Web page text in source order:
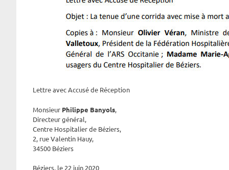
Lettre avec Accusé de Réception
Monsieur Philippe Banyols,
Directeur général,
Centre Hospitalier de Béziers,
2, rue Valentin Hauy,
34500 Béziers
Béziers, le 22 juin 2020